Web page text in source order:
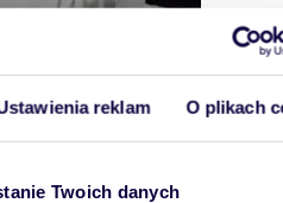
reklam O plikach
Twoich danych